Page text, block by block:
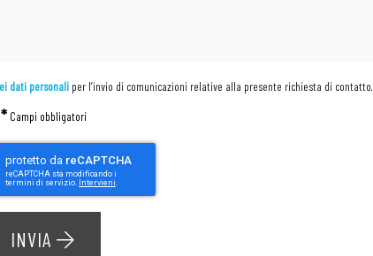
dati personaliper l’invio di comunicazioni relative alla presente richiesta di contatto.
* Campi obbligatori
INVIA